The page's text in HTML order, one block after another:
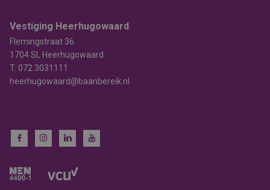
Vestiging Heerhugowaard
Flemingstraat 36
1704 SL Heerhugowaard
T. 072 3031111
heerhugowaard@baanbereik.nl